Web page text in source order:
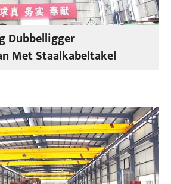
Dubbelligger
Met Staalkabeltakel